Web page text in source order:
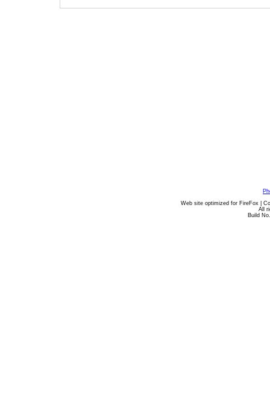
Web site optimized for FireFox |
All
Build